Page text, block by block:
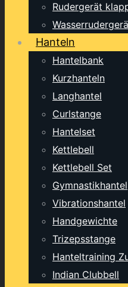
Rudergerät
Hanteln
Hantelbank
Kurzhanteln
Langhantel
Curlstange
Hantelset
Kettlebell
Kettlebell Set
Gymnastikhantel
Vibrationshantel
Handgewichte
Trizepsstange
Hanteltraining
Indian Clubbell